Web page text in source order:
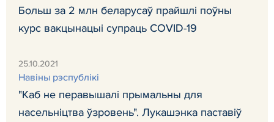
Больш за 2 млн беларусаў прайшлі поўны
курс вакцынацыі супраць COVID-19
25.10.2021
Навiны рэспублiкi
"Каб не перавышалі прымальны для
насельніцтва ўзровень". Лукашэнка паставіў